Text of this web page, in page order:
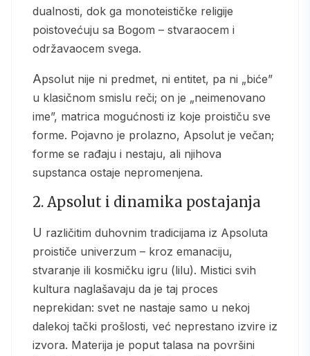
dualnosti, dok ga monoteističke religije
poistovećuju sa Bogom – stvaraocem i
održavaocem svega.
Apsolut nije ni predmet, ni entitet, pa ni „biće”
u klasičnom smislu reči; on je „neimenovano
ime”, matrica mogućnosti iz koje proističu sve
forme. Pojavno je prolazno, Apsolut je večan;
forme se rađaju i nestaju, ali njihova
supstanca ostaje nepromenjena.
2. Apsolut i dinamika postajanja
U različitim duhovnim tradicijama iz Apsoluta
proističe univerzum – kroz emanaciju,
stvaranje ili kosmičku igru (lilu). Mistici svih
kultura naglašavaju da je taj proces
neprekidan: svet ne nastaje samo u nekoj
dalekoj tački prošlosti, već neprestano izvire iz
izvora. Materija je poput talasa na površini